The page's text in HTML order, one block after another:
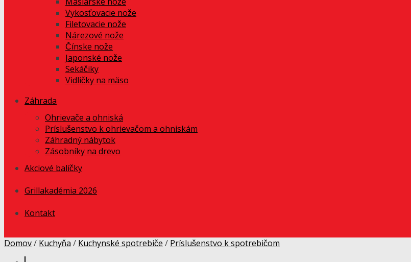
Vykosťovacie nože
Filetovacie nože
Nárezové nože
Čínske nože
Japonské nože
Sekáčiky
Vidličky na mäso
Záhrada
Ohrievače a ohniská
Príslušenstvo k ohrievačom a ohniskám
Záhradný nábytok
Zásobníky na drevo
Akciové balíčky
Grillakadémia 2026
Kontakt
Domov/ Kuchyňa / Kuchynské spotrebiče / Príslušenstvo k spotrebičom